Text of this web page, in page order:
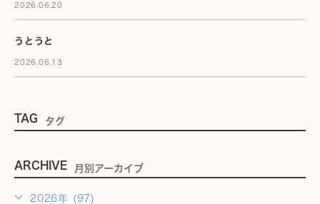
2026.06.20
うとうと
2026.06.13
TAG タグ
ARCHIVE 月別アーカイブ
2026年 (97)